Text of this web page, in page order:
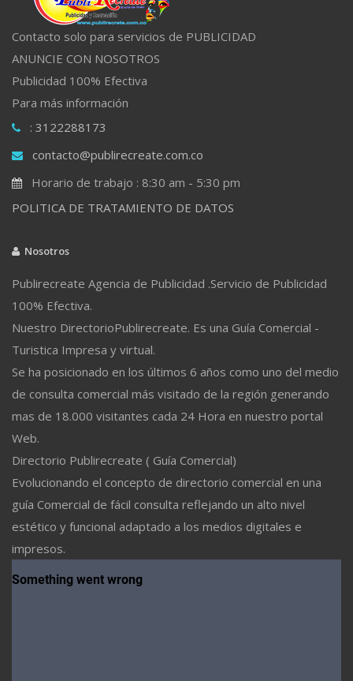
Contacto solo para servicios de PUBLICIDAD
ANUNCIE CON NOSOTROS
Publicidad 100% Efectiva
Para más información
: 3122288173
contacto@publirecreate.com.co
Horario de trabajo : 8:30 am - 5:30 pm
POLITICA DE TRATAMIENTO DE DATOS
Nosotros
Publirecreate Agencia de Publicidad .Servicio de Publicidad
100% Efectiva.
Nuestro DirectorioPublirecreate. Es una Guía Comercial -
Turistica Impresa y virtual.
Se ha posicionado en los últimos 6 años como uno del medio
de consulta comercial más visitado de la región generando
mas de 18.000 visitantes cada 24 Hora en nuestro portal
Web.
Directorio Publirecreate ( Guía Comercial)
Evolucionando el concepto de directorio comercial en una
guía Comercial de fácil consulta reflejando un alto nivel
estético y funcional adaptado a los medios digitales e
impresos.